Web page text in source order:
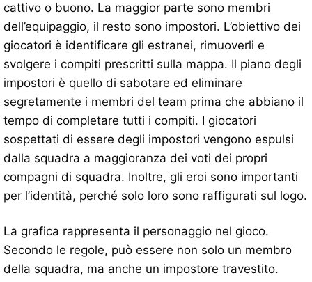
cattivo o buono. La maggior parte sono membri
dell’equipaggio, il resto sono impostori. L’obiettivo dei
giocatori è identificare gli estranei, rimuoverli e
svolgere i compiti prescritti sulla mappa. Il piano degli
impostori è quello di sabotare ed eliminare
segretamente i membri del team prima che abbiano il
tempo di completare tutti i compiti. I giocatori
sospettati di essere degli impostori vengono espulsi
dalla squadra a maggioranza dei voti dei propri
compagni di squadra. Inoltre, gli eroi sono importanti
per l’identità, perché solo loro sono raffigurati sul logo.
La grafica rappresenta il personaggio nel gioco.
Secondo le regole, può essere non solo un membro
della squadra, ma anche un impostore travestito.